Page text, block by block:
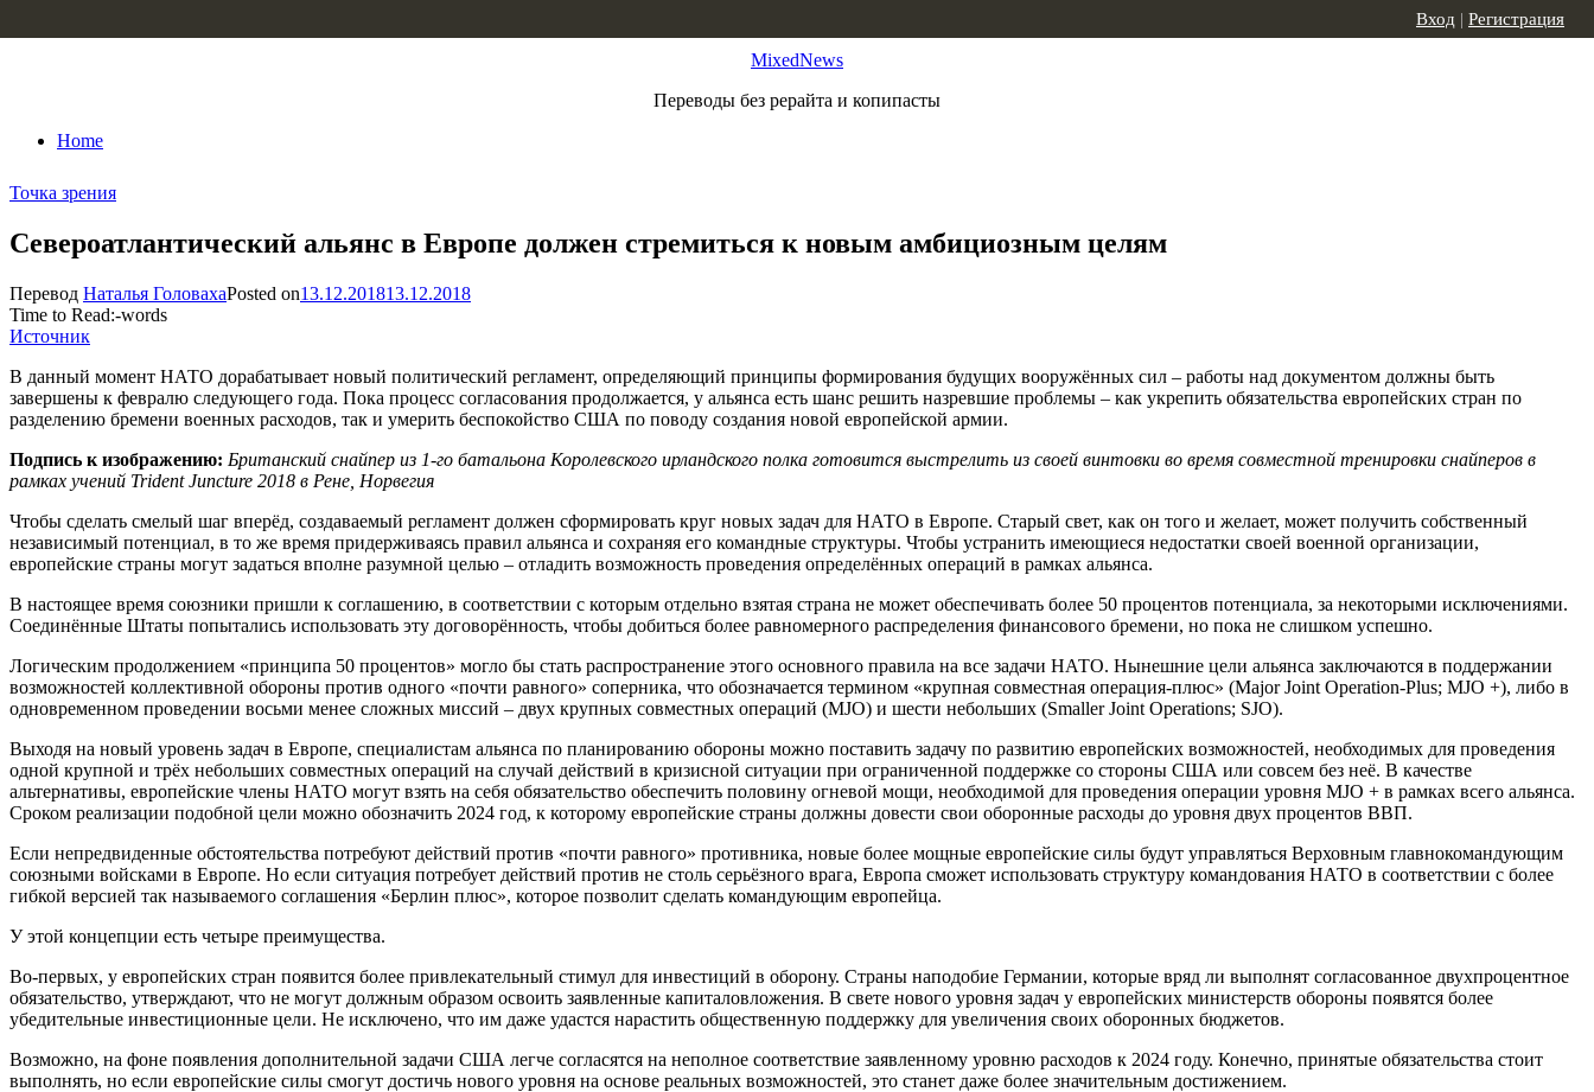
MixedNews
Переводы без рерайта и копипасты
Home
Вход | Регистрация
Точка зрения
Североатлантический альянс в Европе должен стремиться к новым амбициозным целям
Перевод Наталья ГоловахаPosted on13.12.201813.12.2018
Time to Read:-words
Источник
В данный момент НАТО дорабатывает новый политический регламент, определяющий принципы формирования будущих вооружённых сил – работы над документом должны быть
завершены к февралю следующего года. Пока процесс согласования продолжается, у альянса есть шанс решить назревшие проблемы – как укрепить обязательства европейских стран по
разделению бремени военных расходов, так и умерить беспокойство США по поводу создания новой европейской армии.
Подпись к изображению: Британский снайпер из 1-го батальона Королевского ирландского полка готовится выстрелить из своей винтовки во время совместной тренировки снайперов в
рамках учений Trident Juncture 2018 в Рене, Норвегия
Чтобы сделать смелый шаг вперёд, создаваемый регламент должен сформировать круг новых задач для НАТО в Европе. Старый свет, как он того и желает, может получить собственный
независимый потенциал, в то же время придерживаясь правил альянса и сохраняя его командные структуры. Чтобы устранить имеющиеся недостатки своей военной организации,
европейские страны могут задаться вполне разумной целью – отладить возможность проведения определённых операций в рамках альянса.
В настоящее время союзники пришли к соглашению, в соответствии с которым отдельно взятая страна не может обеспечивать более 50 процентов потенциала, за некоторыми исключениями.
Соединённые Штаты попытались использовать эту договорённость, чтобы добиться более равномерного распределения финансового бремени, но пока не слишком успешно.
Логическим продолжением «принципа 50 процентов» могло бы стать распространение этого основного правила на все задачи НАТО. Нынешние цели альянса заключаются в поддержании
возможностей коллективной обороны против одного «почти равного» соперника, что обозначается термином «крупная совместная операция-плюс» (Major Joint Operation-Plus; MJO +), либо в
одновременном проведении восьми менее сложных миссий – двух крупных совместных операций (MJO) и шести небольших (Smaller Joint Operations; SJO).
Выходя на новый уровень задач в Европе, специалистам альянса по планированию обороны можно поставить задачу по развитию европейских возможностей, необходимых для проведения
одной крупной и трёх небольших совместных операций на случай действий в кризисной ситуации при ограниченной поддержке со стороны США или совсем без неё. В качестве
альтернативы, европейские члены НАТО могут взять на себя обязательство обеспечить половину огневой мощи, необходимой для проведения операции уровня MJO + в рамках всего альянса.
Сроком реализации подобной цели можно обозначить 2024 год, к которому европейские страны должны довести свои оборонные расходы до уровня двух процентов ВВП.
Если непредвиденные обстоятельства потребуют действий против «почти равного» противника, новые более мощные европейские силы будут управляться Верховным главнокомандующим
союзными войсками в Европе. Но если ситуация потребует действий против не столь серьёзного врага, Европа сможет использовать структуру командования НАТО в соответствии с более
гибкой версией так называемого соглашения «Берлин плюс», которое позволит сделать командующим европейца.
У этой концепции есть четыре преимущества.
Во-первых, у европейских стран появится более привлекательный стимул для инвестиций в оборону. Страны наподобие Германии, которые вряд ли выполнят согласованное двухпроцентное
обязательство, утверждают, что не могут должным образом освоить заявленные капиталовложения. В свете нового уровня задач у европейских министерств обороны появятся более
убедительные инвестиционные цели. Не исключено, что им даже удастся нарастить общественную поддержку для увеличения своих оборонных бюджетов.
Возможно, на фоне появления дополнительной задачи США легче согласятся на неполное соответствие заявленному уровню расходов к 2024 году. Конечно, принятые обязательства стоит
выполнять, но если европейские силы смогут достичь нового уровня на основе реальных возможностей, это станет даже более значительным достижением.